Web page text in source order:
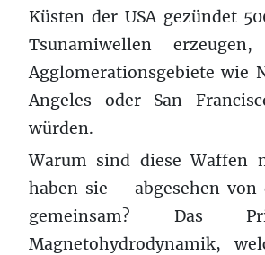
Küsten der USA gezündet
Tsunamiwellen
Agglomerationsgebiete wie
Angeles oder San
würden.
Warum sind diese Waffen
haben sie – abgesehen
gemeinsam? Das
Magnetohydrodynamik,